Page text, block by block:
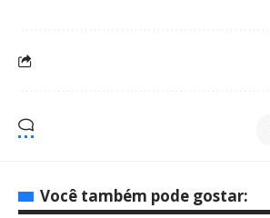
Você também pode gostar: